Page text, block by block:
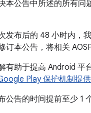
本公告中所述的所有问
发布后的 48 小时内，
订本公告，将相关
有助于提高 Android 平
Play 保护机制提
公告的时间提前至少 1